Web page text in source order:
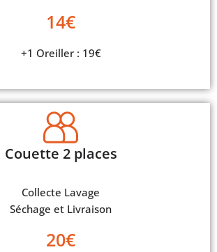
14€
+1 Oreiller : 19€
Couette 2 places
Collecte Lavage
Séchage et Livraison
20€